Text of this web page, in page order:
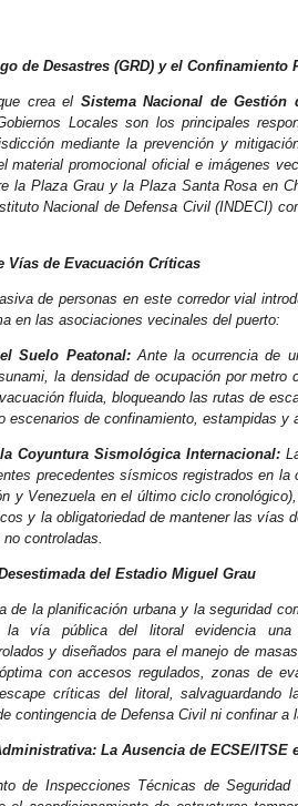
de Desastres (GRD) y el Confinamiento
crea el Sistema Nacional de Gestión
Locales son los principales
mediante la prevención y
material promocional oficial e imágenes
la Plaza Grau y la Plaza Santa Rosa en
Nacional de Defensa Civil (INDECI)
Vías de Evacuación Críticas
de personas en este corredor vial
en las asociaciones vecinales del puerto:
Suelo Peatonal:Ante la ocurrencia de
la densidad de ocupación por metro
fluida, bloqueando las rutas de
escenarios de confinamiento, estampidas y
Coyuntura Sismológica Internacional:
precedentes sísmicos registrados en
y Venezuela en el último ciclo
y la obligatoriedad de mantener las vías
controladas.
del Estadio Miguel Grau
de la planificación urbana y la seguridad
vía pública del litoral evidencia una
y diseñados para el manejo de
con accesos regulados, zonas de
críticas del litoral, salvaguardando
contingencia de Defensa Civil ni confinar a
La Ausencia de ECSE/ITSE
de Inspecciones Técnicas de